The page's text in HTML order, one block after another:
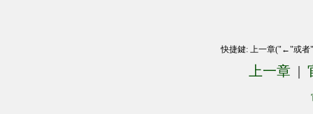
快捷鍵: 上一章("←"或
上一章 |